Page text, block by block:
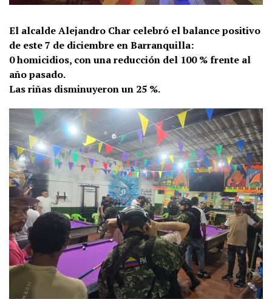
El alcalde Alejandro Char celebró el balance positivo
de este 7 de diciembre en Barranquilla:
0 homicidios, con una reducción del 100 % frente al
año pasado.
Las riñas disminuyeron un 25 %.